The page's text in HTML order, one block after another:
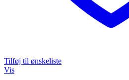
Tilføj til ønskeliste
Vis